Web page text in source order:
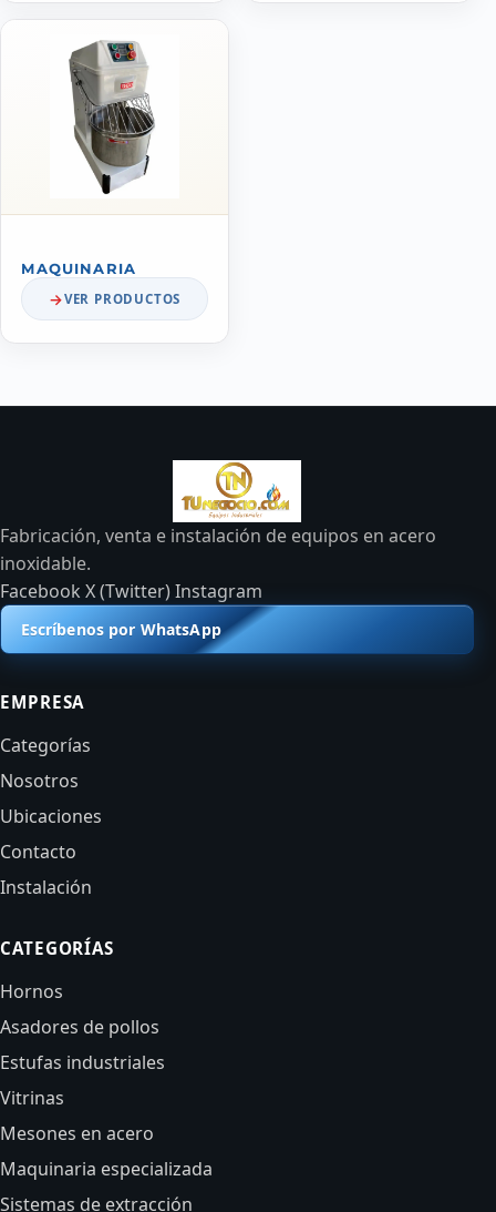
MAQUINARIA
VER PRODUCTOS
Fabricación, venta e instalación de equipos en acero
inoxidable.
FacebookX (Twitter)Instagram
Escríbenos por WhatsApp
EMPRESA
Categorías
Nosotros
Ubicaciones
Contacto
Instalación
CATEGORÍAS
Hornos
Asadores de pollos
Estufas industriales
Vitrinas
Mesones en acero
Maquinaria especializada
Sistemas de extracción